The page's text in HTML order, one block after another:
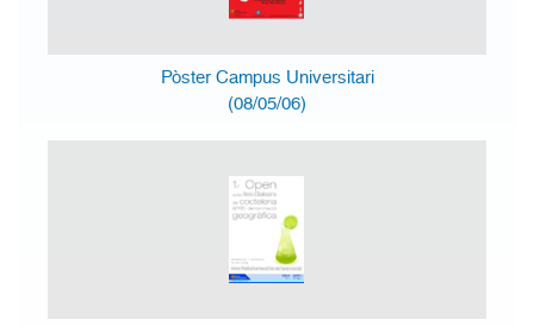
Pòster Campus Universitari
(08/05/06)